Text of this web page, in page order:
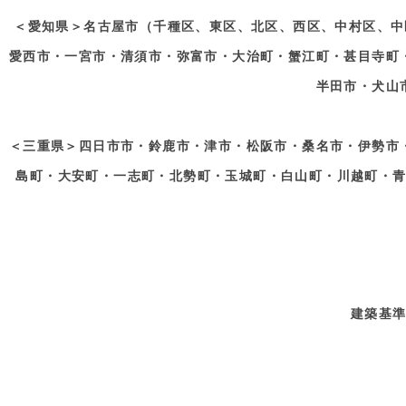
＜愛知県＞名古屋市（千種区、東区、北区、西区、中村区、
愛西市・一宮市・清須市・弥富市・大治町・蟹江町・甚目寺
半田市・犬山
＜三重県＞四日市市・鈴鹿市・津市・松阪市・桑名市・伊勢
島町・大安町・一志町・北勢町・玉城町・白山町・川越町・
建築基